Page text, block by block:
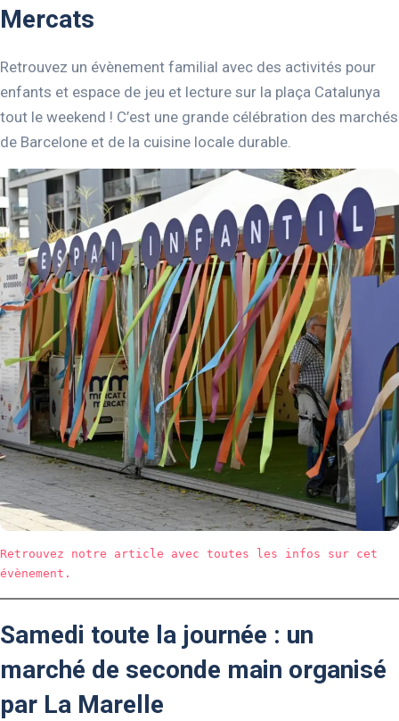
Mercats
Retrouvez un évènement familial avec des activités pour
enfants et espace de jeu et lecture sur la plaça Catalunya
tout le weekend ! C’est une grande célébration des marchés
de Barcelone et de la cuisine locale durable.
Retrouvez notre article avec toutes les infos sur cet
évènement.
Samedi toute la journée : un
marché de seconde main organisé
par La Marelle